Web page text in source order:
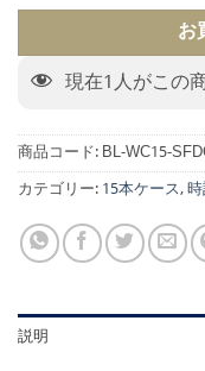
お
現在1人がこの
商品コード:BL-WC15-
カテゴリー:15本ケース,
説明